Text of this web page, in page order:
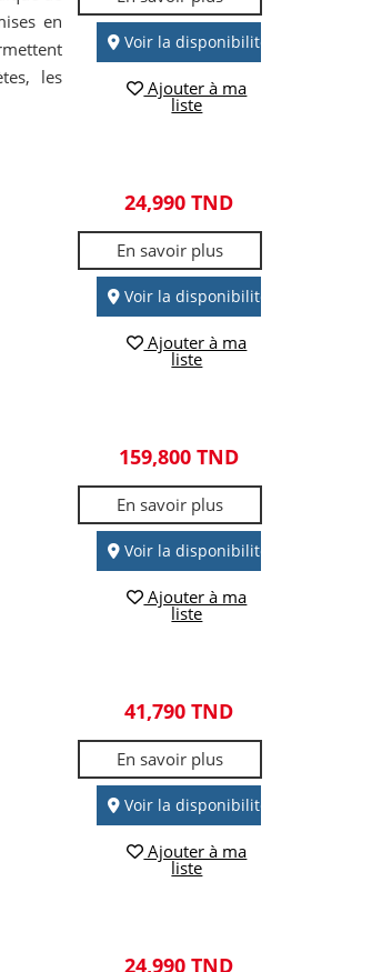
en
les
Voir la disponibilité
Ajouter à ma
liste
24,990 TND
En savoir plus
Voir la disponibilité
Ajouter à ma
liste
159,800 TND
En savoir plus
Voir la disponibilité
Ajouter à ma
liste
41,790 TND
En savoir plus
Voir la disponibilité
Ajouter à ma
liste
24,990 TND